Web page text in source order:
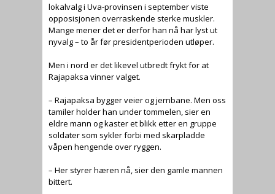
lokalvalg i Uva-provinsen i september viste
opposisjonen overraskende sterke muskler.
Mange mener det er derfor han nå har lyst ut
nyvalg – to år før presidentperioden utløper.
Men i nord er det likevel utbredt frykt for at
Rajapaksa vinner valget.
– Rajapaksa bygger veier og jernbane. Men oss
tamiler holder han under tommelen, sier en
eldre mann og kaster et blikk etter en gruppe
soldater som sykler forbi med skarpladde
våpen hengende over ryggen.
– Her styrer hæren nå, sier den gamle mannen
bittert.